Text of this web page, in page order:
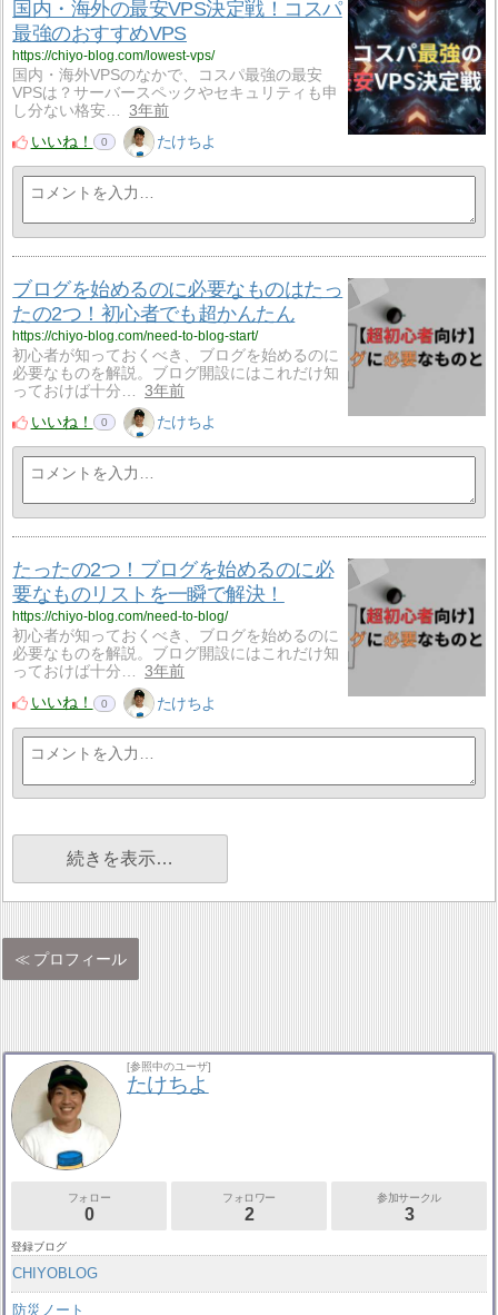
国内・海外の最安VPS決定戦！コスパ
最強のおすすめVPS
https://chiyo-blog.com/lowest-vps/
国内・海外VPSのなかで、コスパ最強の最安
VPSは？サーバースペックやセキュリティも申
し分ない格安…
3年前
いいね！
0 たけちよ
ブログを始めるのに必要なものはたっ
たの2つ！初心者でも超かんたん
https://chiyo-blog.com/need-to-blog-start/
初心者が知っておくべき、ブログを始めるのに
必要なものを解説。ブログ開設にはこれだけ知
っておけば十分…
3年前
いいね！
0 たけちよ
たったの2つ！ブログを始めるのに必
要なものリストを一瞬で解決！
https://chiyo-blog.com/need-to-blog/
初心者が知っておくべき、ブログを始めるのに
必要なものを解説。ブログ開設にはこれだけ知
っておけば十分…
3年前
いいね！
0 たけちよ
続きを表示…
プロフィール
[参照中のユーザ]
たけちよ
フォロー
0
フォロワー
2
参加サークル
3
登録ブログ
CHIYOBLOG
防災ノート